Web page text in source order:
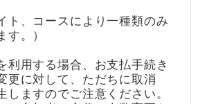
ト、コースにより一種類のみ
す。）
利用する場合、お支払手続き
更に対して、ただちに取消
しますのでご注意ください。